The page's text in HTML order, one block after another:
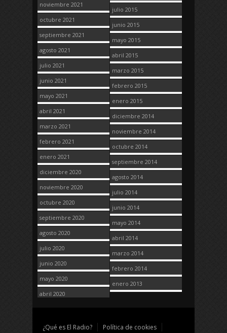
noviembre 2021
octubre 2021
septiembre 2021
agosto 2021
julio 2021
junio 2021
mayo 2021
abril 2021
marzo 2021
febrero 2021
enero 2021
diciembre 2020
noviembre 2020
octubre 2020
septiembre 2020
agosto 2020
julio 2020
junio 2020
mayo 2020
abril 2020
julio 2015
junio 2015
mayo 2015
abril 2015
marzo 2015
febrero 2015
enero 2015
diciembre 2014
noviembre 2014
octubre 2014
septiembre 2014
agosto 2014
julio 2014
junio 2014
mayo 2014
abril 2014
marzo 2014
febrero 2014
enero 2013
¿Qué es El Radio?
Política de cookies